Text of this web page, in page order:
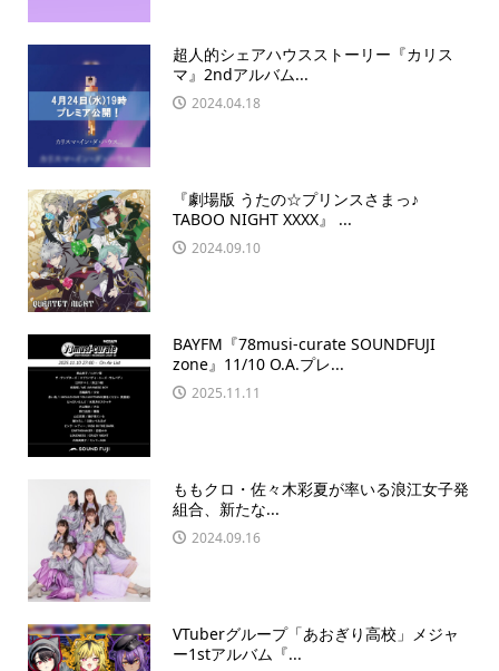
超人的シェアハウスストーリー『カリス
マ』2ndアルバム...
2024.04.18
『劇場版 うたの☆プリンスさまっ♪
TABOO NIGHT XXXX』 ...
2024.09.10
BAYFM『78musi-curate SOUNDFUJI
zone』11/10 O.A.プレ...
2025.11.11
ももクロ・佐々木彩夏が率いる浪江女子発
組合、新たな...
2024.09.16
VTuberグループ「あおぎり高校」メジャ
ー1stアルバム『...